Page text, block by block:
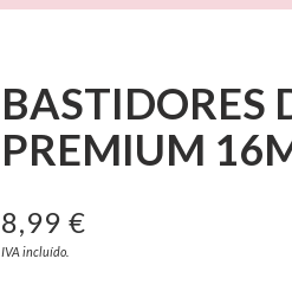
BASTIDORES
PREMIUM
8,99 €
IVA incluído.